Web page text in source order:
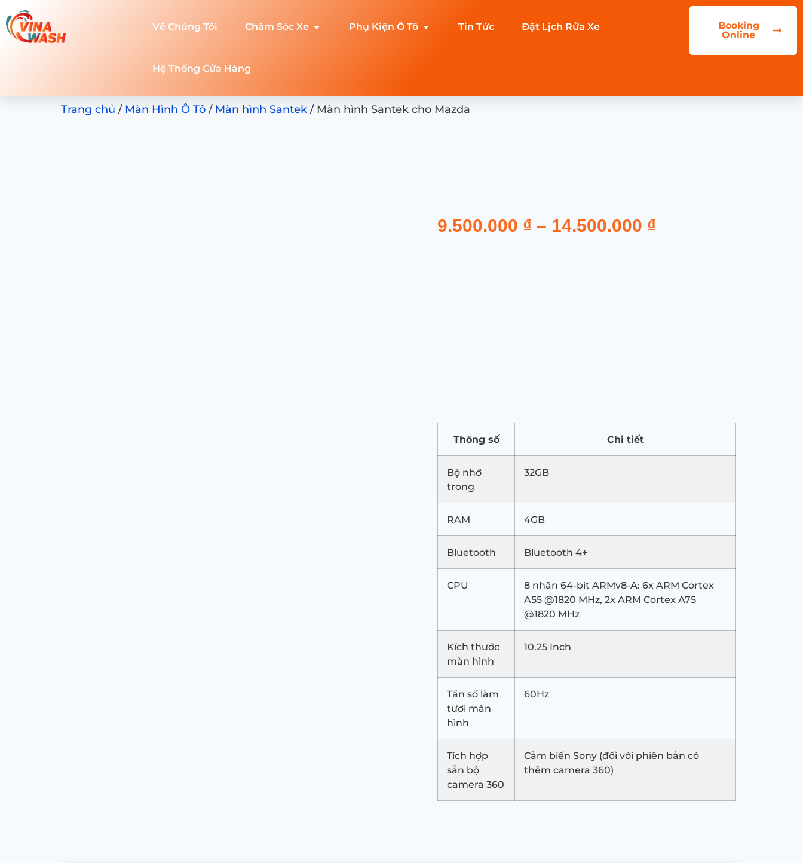
Về Chúng Tôi Chăm Sóc Xe Phụ Kiện Ô Tô Tin Tức Đặt Lịch Rửa Xe
Hệ Thống Cửa Hàng
Booking
Online
Trang chủ / Màn Hình Ô Tô / Màn hình Santek / Màn hình Santek cho Mazda
9.500.000 ₫ – 14.500.000 ₫
Thông số Chi tiết
Bộ nhớ
trong
32GB
RAM 4GB
Bluetooth Bluetooth 4+
CPU
8 nhân 64-bit ARMv8-A: 6x ARM Cortex
A55 @1820 MHz, 2x ARM Cortex A75
@1820 MHz
Kích thước
màn hình
10.25 Inch
Tần số làm
tươi màn
hình
60Hz
Tích hợp
sẵn bộ
camera 360
Cảm biến Sony (đối với phiên bản có
thêm camera 360)